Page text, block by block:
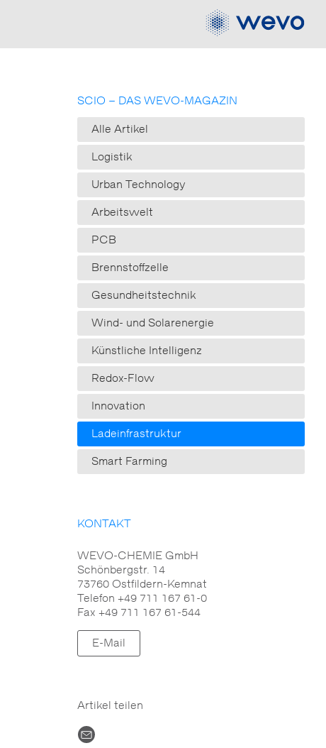
SCIO – DAS WEVO-MAGAZIN
Alle Artikel
Logistik
Urban Technology
Arbeitswelt
PCB
Brennstoffzelle
Gesundheitstechnik
Wind- und Solarenergie
Künstliche Intelligenz
Redox-Flow
Innovation
Ladeinfrastruktur
Smart Farming
KONTAKT
WEVO-CHEMIE GmbH
Schönbergstr. 14
73760 Ostfildern-Kemnat
Telefon +49 711 167 61-0
Fax +49 711 167 61-544
E-Mail
Artikel teilen